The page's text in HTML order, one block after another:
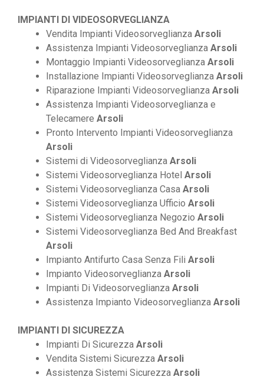
IMPIANTI DI VIDEOSORVEGLIANZA
Vendita Impianti Videosorveglianza Arsoli
Assistenza Impianti Videosorveglianza Arsoli
Montaggio Impianti Videosorveglianza Arsoli
Installazione Impianti Videosorveglianza Arsoli
Riparazione Impianti Videosorveglianza Arsoli
Assistenza Impianti Videosorveglianza e
Telecamere Arsoli
Pronto Intervento Impianti Videosorveglianza
Arsoli
Sistemi di Videosorveglianza Arsoli
Sistemi Videosorveglianza Hotel Arsoli
Sistemi Videosorveglianza Casa Arsoli
Sistemi Videosorveglianza Ufficio Arsoli
Sistemi Videosorveglianza Negozio Arsoli
Sistemi Videosorveglianza Bed And Breakfast
Arsoli
Impianto Antifurto Casa Senza Fili Arsoli
Impianto Videosorveglianza Arsoli
Impianti Di Videosorveglianza Arsoli
Assistenza Impianto Videosorveglianza Arsoli
IMPIANTI DI SICUREZZA
Impianti Di Sicurezza Arsoli
Vendita Sistemi Sicurezza Arsoli
Assistenza Sistemi Sicurezza Arsoli